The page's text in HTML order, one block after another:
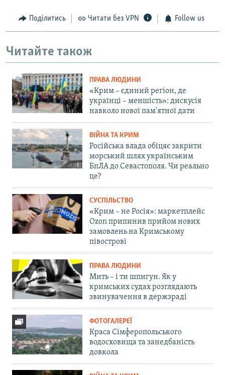
Поділитись Читати без VPN Follow us
Читайте також
ПРАВА ЛЮДИНИ
«Крим – єдиний регіон, де
українці – меншість»: дискусія
навколо нової пам'ятної дати
ВІЙНА ТА КРИМ
Російська влада обіцяє закрити
морський шлях українським
БпЛА до Севастополя. Чи реально
це?
СУСПІЛЬСТВО
«Крим – не Росія»: маркетплейс
Ozon припинив прийом нових
замовлень на Кримському
півострові
ПРАВА ЛЮДИНИ
Мить – і ти шпигун. Як у
кримських судах розглядають
звинувачення в держзраді
ФОТОГАЛЕРЕЇ
Краса Сімферопольського
водосховища та занедбаність
довкола